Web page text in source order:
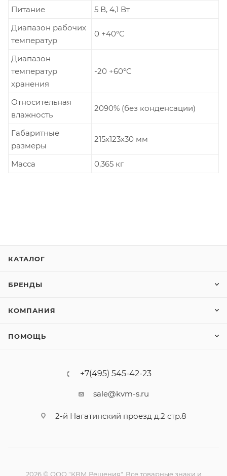
Питание
5 В, 4,1 Вт
Диапазон рабочих
температур
0 +40°C
Диапазон
температур
хранения
-20 +60°C
Относительная
влажность
2090% (без конденсации)
Габаритные
размеры
215x123x30 мм
Масса 0,365 кг
КАТАЛОГ
БРЕНДЫ
КОМПАНИЯ
ПОМОЩЬ
+7(495) 545-42-23
sale@kvm-s.ru
2-й Нагатинский проезд д.2 стр.8
2026 © ООО "КВМ Решения". Все товарные знаки и